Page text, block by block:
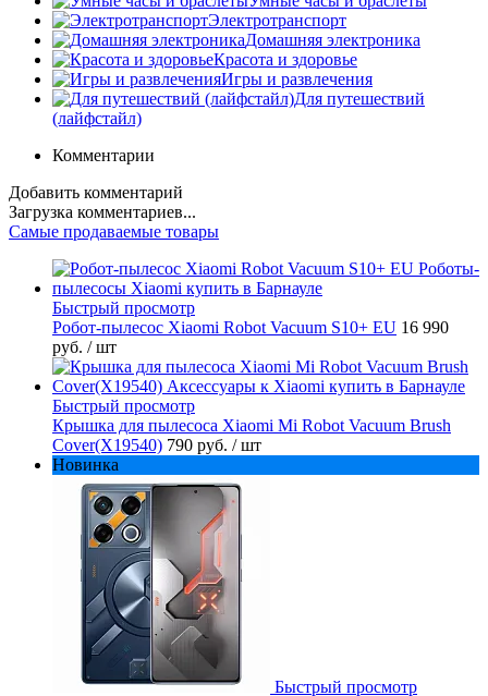
Электротранспорт
Домашняя электроника
Красота и здоровье
Игры и развлечения
Для путешествий
(лайфстайл)
Комментарии
Добавить комментарий
Загрузка комментариев...
Самые продаваемые товары
Быстрый просмотр
Робот-пылесос Xiaomi Robot Vacuum S10+ EU 16 990
руб. / шт
Быстрый просмотр
Крышка для пылесоса Xiaomi Mi Robot Vacuum Brush
Cover(X19540) 790 руб. / шт
Новинка
Быстрый просмотр